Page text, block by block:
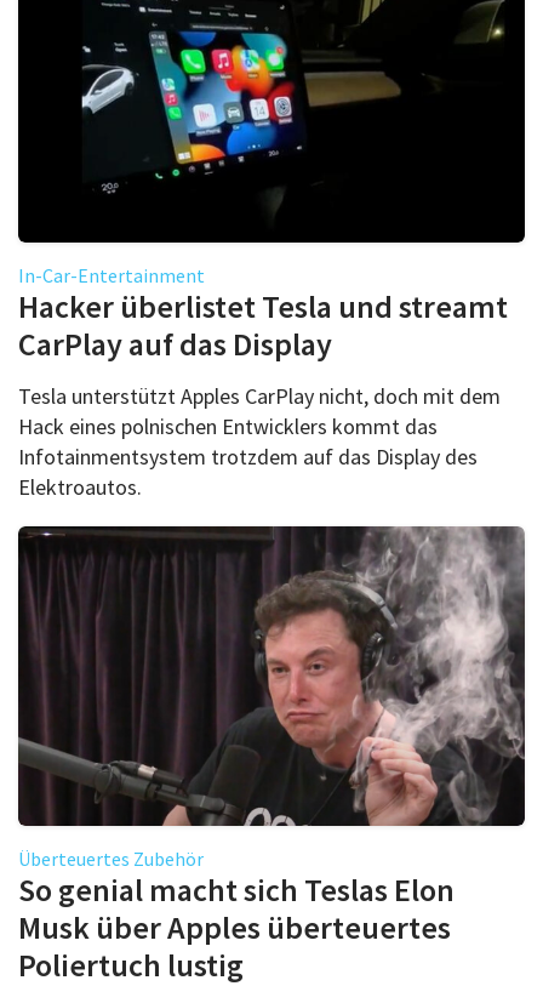
In-Car-Entertainment
Hacker überlistet Tesla und streamt
CarPlay auf das Display
Tesla unterstützt Apples CarPlay nicht, doch mit dem
Hack eines polnischen Entwicklers kommt das
Infotainmentsystem trotzdem auf das Display des
Elektroautos.
Überteuertes Zubehör
So genial macht sich Teslas Elon
Musk über Apples überteuertes
Poliertuch lustig